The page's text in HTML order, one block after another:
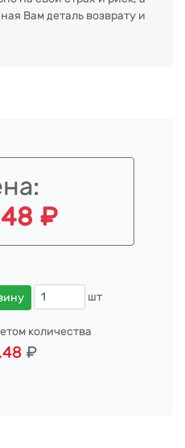
Вам деталь возврату и
₽
шт
количества
₽